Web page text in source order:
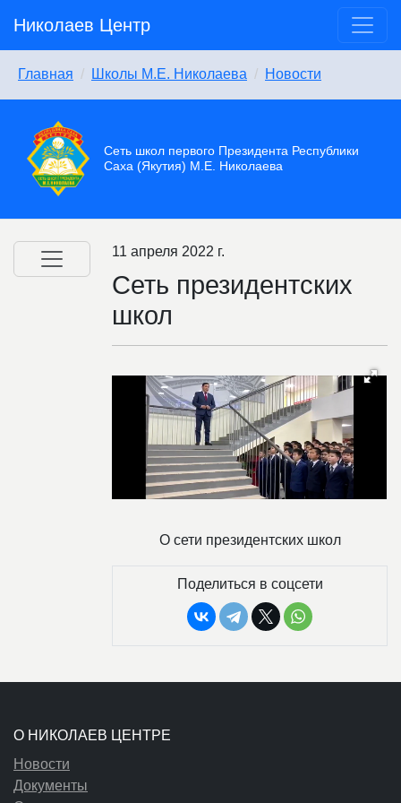
Николаев Центр
Главная Школы М.Е. Николаева Новости
Сеть школ первого Президента Республики
Саха (Якутия) М.Е. Николаева
11 апреля 2022 г.
Сеть президентских
школ
О сети президентских школ
Поделиться в соцсети
О НИКОЛАЕВ ЦЕНТРЕ
Новости
Документы